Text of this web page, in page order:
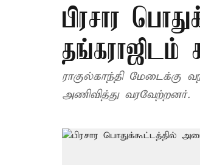
பிரசார
தங்கராஜிடம்
ராகுல்காந்தி மேடைக்கு
அணிவித்து வரவேற்றனர்.